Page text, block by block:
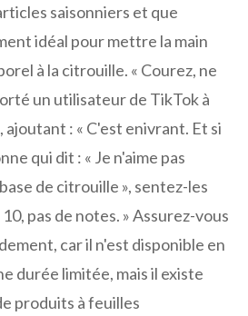
saisonniers et que
idéal pour mettre la main
à la citrouille. « Courez, ne
un utilisateur de TikTok à
: « C'est enivrant. Et si
qui dit : « Je n'aime pas
de citrouille », sentez-les
pas de notes. » Assurez-vous
car il n'est disponible en
durée limitée, mais il existe
produits à feuilles